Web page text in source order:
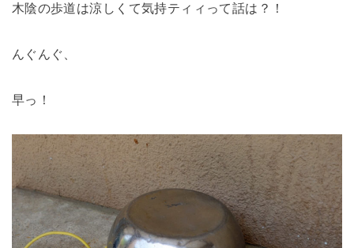
木陰の歩道は涼しくて気持ティィって話は？！
んぐんぐ、
早っ！